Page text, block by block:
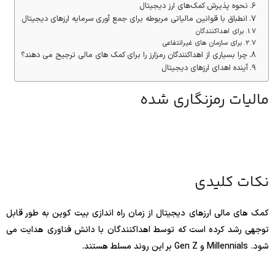
نحوه پذیرش کمک‌های ارز دیجیتال
انطباق با قوانین مالیاتی مربوطه برای جمع آوری سرمایه ارزهای دیجیتال
برای اهداکنندگان
برای سازمان های غیرانتفاعی
چرا بسیاری از اهداکنندگان رمزارز را برای کمک های مالی ترجیح می دهند؟
آینده اهدای ارزهای دیجیتال
مالیات رمزنگاری شده
نکات کلیدی
کمک های مالی ارزهای دیجیتال از زمان راه اندازی بیت کوین به طور قابل
توجهی رشد کرده است که توسط اهداکنندگان با دانش فناوری هدایت می
شود. Millennials و Gen Z بر این روند مسلط هستند.